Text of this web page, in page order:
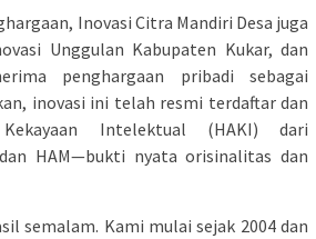
Inovasi Citra Mandiri Desa juga
Unggulan Kabupaten Kukar, dan
penghargaan pribadi sebagai
inovasi ini telah resmi terdaftar dan
Intelektual (HAKI) dari
HAM—bukti nyata orisinalitas dan
semalam. Kami mulai sejak 2004 dan